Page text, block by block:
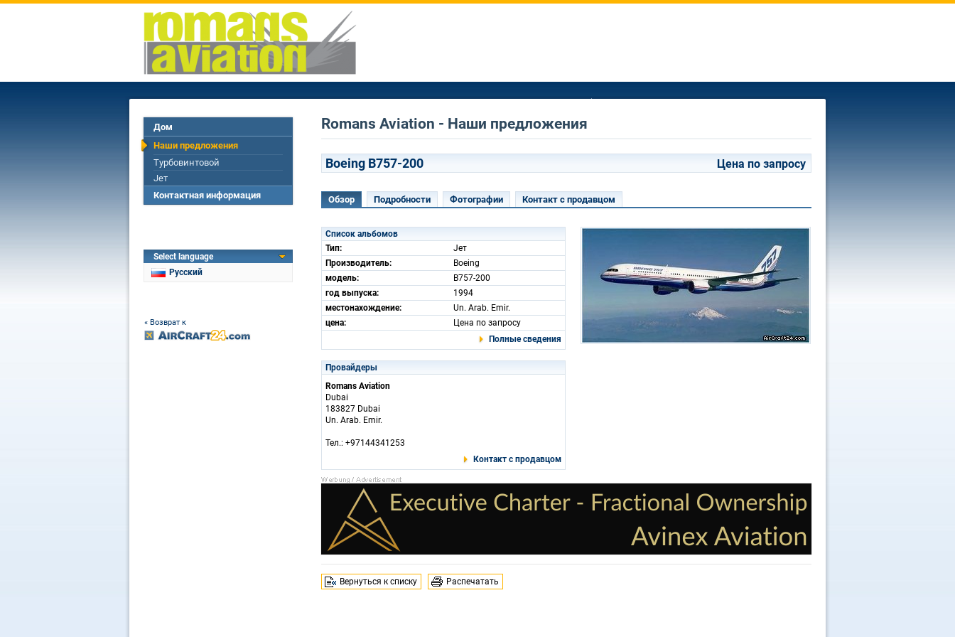
Дом
Наши предложения
Турбовинтовой
Jет
Контактная информация
Select language
Русский
« Возврат к
Romans Aviation - Наши предложения
Boeing B757-200 Цена по запросу
Обзор Подробности Фотографии Контакт с продавцом
Список альбомов
Тип:
Jет
Производитель:
Boeing
модель:
B757-200
год выпуска:
1994
местонахождение:
Un. Arab. Emir.
цена:
Цена по запросу
Полные сведения
Провайдеры
Romans Aviation
Dubai
183827 Dubai
Un. Arab. Emir.
Тел.: +97144341253
Контакт с продавцом
Вернуться к списку Распечатать